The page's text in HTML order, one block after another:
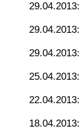
29.04.2013:
29.04.2013:
29.04.2013:
25.04.2013:
22.04.2013:
18.04.2013: